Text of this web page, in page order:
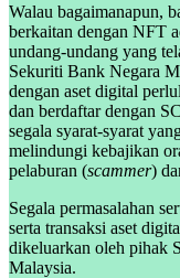
Walau bagaimanapun,
berkaitan dengan NFT
undang-undang yang
Sekuriti Bank Negara
dengan aset digital
dan berdaftar dengan
segala syarat-syarat
melindungi kebajikan
pelaburan (scammer)
Segala permasalahan
serta transaksi aset
dikeluarkan oleh pihak
Malaysia.